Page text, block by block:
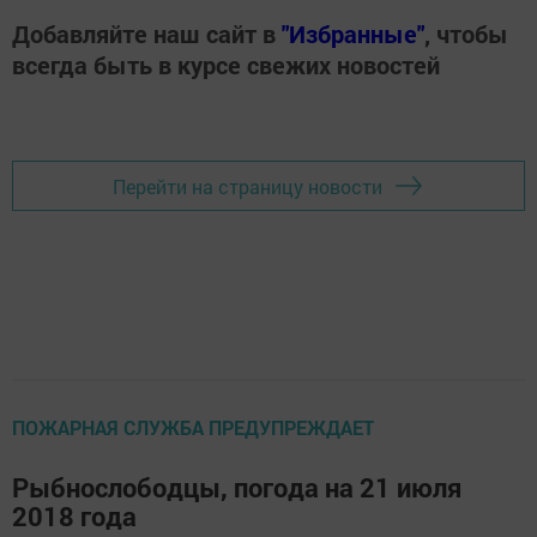
Добавляйте наш сайт в"Избранные", чтобы
всегда быть в курсе свежих новостей
Перейти на страницу новости
ПОЖАРНАЯ СЛУЖБА ПРЕДУПРЕЖДАЕТ
Рыбнослободцы, погода на 21 июля
2018 года